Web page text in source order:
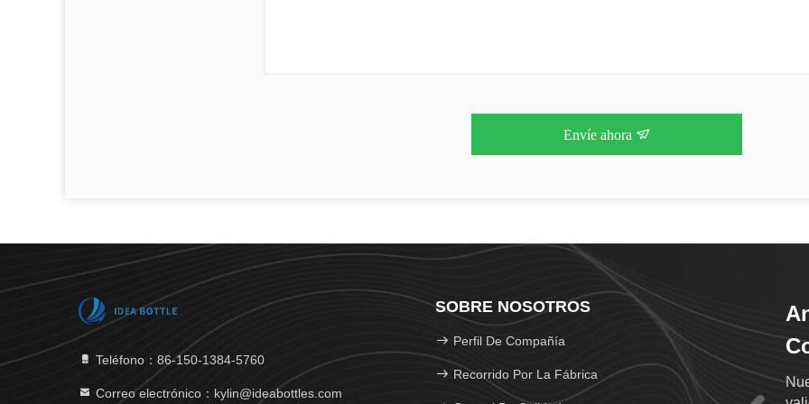
Envíe ahora
Teléfono：86-150-1384-5760
Correo electrónico：kylin@ideabottles.com
SOBRE NOSOTROS
Perfil De Compañía
Recorrido Por La Fábrica